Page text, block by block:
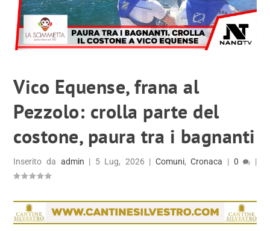
Vico Equense, frana al
Pezzolo: crolla parte del
costone, paura tra i bagnanti
Inserito da admin | 5 Lug, 2026 | Comuni,Cronaca | 0 |